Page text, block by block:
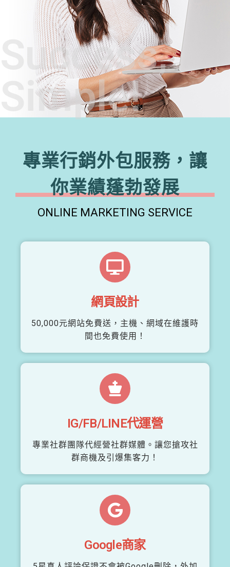
Success,
Simple!
專業行銷外包服務，讓
你業績蓬勃發展
ONLINE MARKETING SERVICE
網頁設計
50,000元網站免費送，主機、網域在維護時
間也免費使用！
IG/FB/LINE代運營
專業社群團隊代經營社群媒體。讓您搶攻社
群商機及引爆集客力！
Google商家